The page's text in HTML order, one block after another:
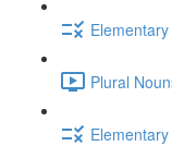
Plural